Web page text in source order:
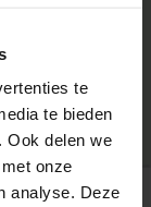
te
te bieden
Ook delen we
onze
analyse. Deze
die die